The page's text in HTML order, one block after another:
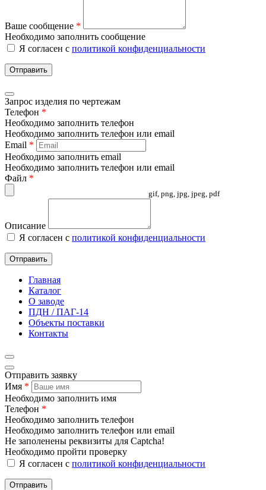
Ваше сообщение *
Необходимо заполнить сообщение
Я согласен с политикой конфиденциальности
Отправить
Запрос изделия по чертежам
Телефон *
Необходимо заполнить телефон
Необходимо заполнить телефон или email
Email *
Необходимо заполнить email
Необходимо заполнить телефон или email
Файл *
gif, png, jpg, jpeg, pdf
Описание
Я согласен с политикой конфиденциальности
Отправить
Главная
Каталог
О заводе
ПДН / ПАГ-14
Объекты поставки
Контакты
Отправить заявку
Имя *
Необходимо заполнить имя
Телефон *
Необходимо заполнить телефон
Необходимо заполнить телефон или email
Не заполенены реквизиты для Captcha!
Необходимо пройти проверку
Я согласен с политикой конфиденциальности
Отправить